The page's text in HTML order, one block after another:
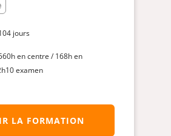
jours
en centre / 168h en
examen
LA FORMATION